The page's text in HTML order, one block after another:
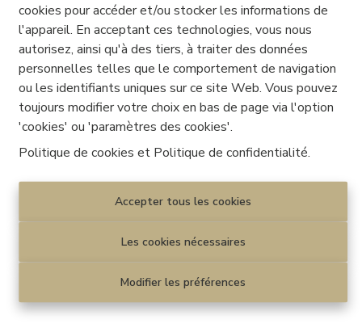
cookies pour accéder et/ou stocker les informations de
l'appareil. En acceptant ces technologies, vous nous
autorisez, ainsi qu'à des tiers, à traiter des données
personnelles telles que le comportement de navigation
ou les identifiants uniques sur ce site Web. Vous pouvez
toujours modifier votre choix en bas de page via l'option
'cookies' ou 'paramètres des cookies'.
Politique de cookies et Politique de confidentialité.
Accepter tous les cookies
Les cookies nécessaires
Modifier les préférences
Pour toute information ou demande de visite, contactez
l'agence Century21 HORIZON à Saint-Ghislain au
065/600.400.
Cave
Cave4,9m x 4,2m = 20,3m² (Béton, croix de Saint-André)
Cave4,9m x 3,0m = 14,5m² (Béton, cave commune,
compteurs gaz, compteurs eau,
croix
de Saint-André)
Rez-de-chaussée
CourSuperficie: 9,2m² (Carrelages, égouttage, portes PVC)
Hall d'entrée3,3m x 4,2m = 13,7m² (Carrelages,
extincteur, interphone, radiateur, puits de lumière,